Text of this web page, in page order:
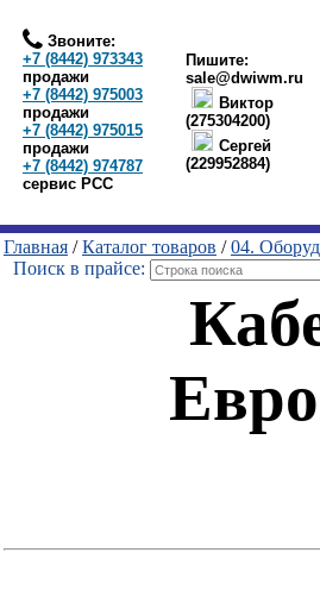
Звоните:
+7 (8442) 973343
продажи
+7 (8442) 975003
продажи
+7 (8442) 975015
продажи
+7 (8442) 974787
сервис РСС
Пишите:
sale@dwiwm.ru
Виктор
(275304200)
Сергей
(229952884)
Главная /Каталог товаров /04.
Поиск в прайсе: